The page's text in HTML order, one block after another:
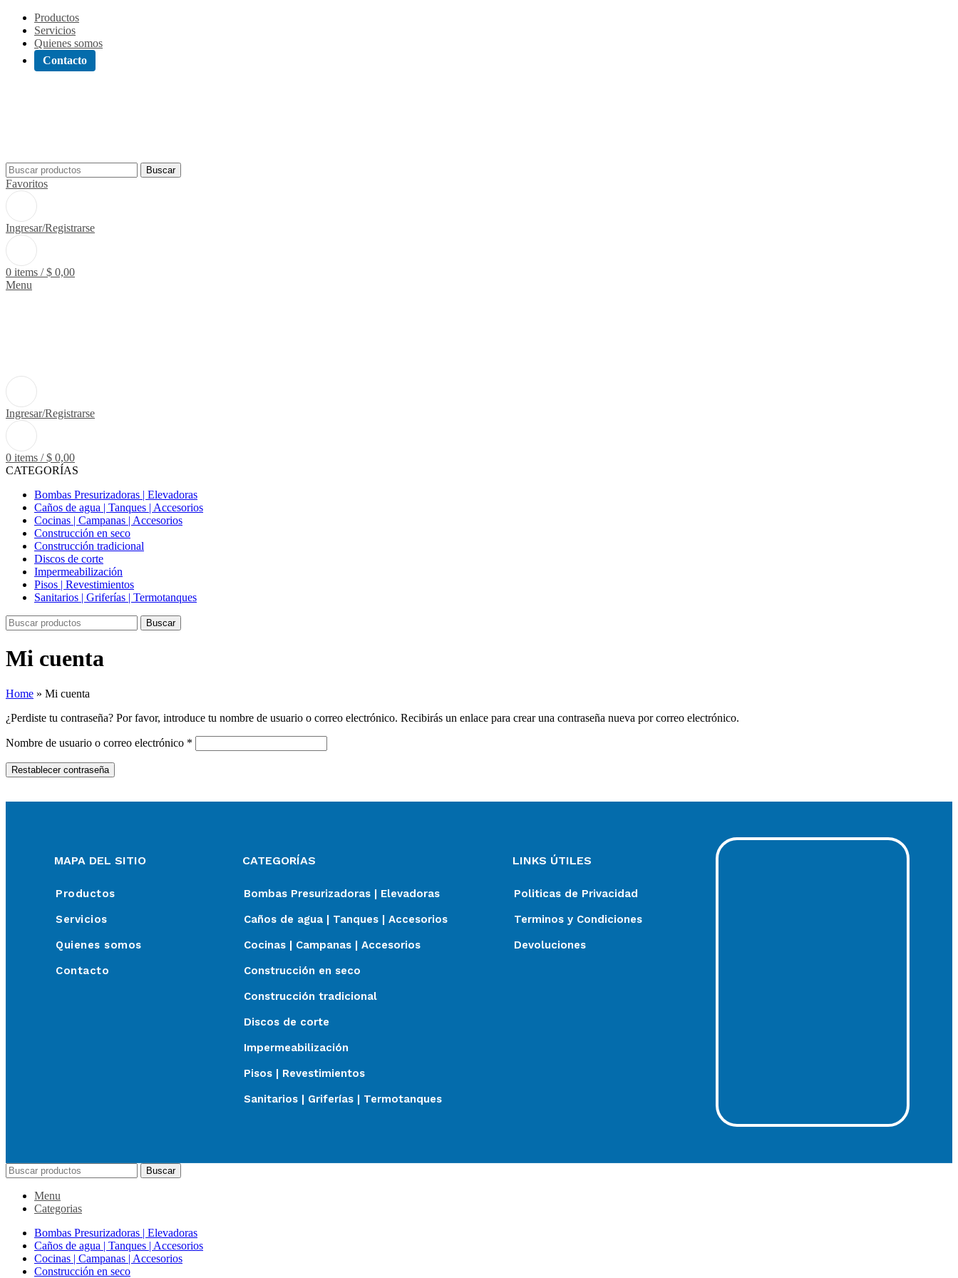
Productos
Servicios
Quienes somos
Contacto
Buscar
Favoritos
Ingresar/Registrarse
0 items / $ 0,00
Menu
Ingresar/Registrarse
0 items / $ 0,00
CATEGORÍAS
Bombas Presurizadoras | Elevadoras
Caños de agua | Tanques | Accesorios
Cocinas | Campanas | Accesorios
Construcción en seco
Construcción tradicional
Discos de corte
Impermeabilización
Pisos | Revestimientos
Sanitarios | Griferías | Termotanques
Buscar
Mi cuenta
Home » Mi cuenta
¿Perdiste tu contraseña? Por favor, introduce tu nombre de usuario o correo electrónico. Recibirás un enlace para crear una contraseña nueva por correo electrónico.
Nombre de usuario o correo electrónico *
Restablecer contraseña
MAPA DEL SITIO
Productos
Servicios
Quienes somos
Contacto
CATEGORÍAS
Bombas Presurizadoras | Elevadoras
Caños de agua | Tanques | Accesorios
Cocinas | Campanas | Accesorios
Construcción en seco
Construcción tradicional
Discos de corte
Impermeabilización
Pisos | Revestimientos
Sanitarios | Griferías | Termotanques
LINKS ÚTILES
Politicas de Privacidad
Terminos y Condiciones
Devoluciones
Buscar
Menu
Categorias
Bombas Presurizadoras | Elevadoras
Caños de agua | Tanques | Accesorios
Cocinas | Campanas | Accesorios
Construcción en seco